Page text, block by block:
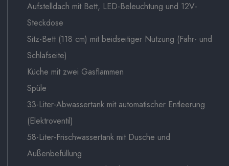
Aufstelldach mit Bett, LED-Beleuchtung und 12V-
Steckdose
Sitz-Bett (118 cm) mit beidseitiger Nutzung (Fahr- und
Schlafseite)
Küche mit zwei Gasflammen
Spüle
33-Liter-Abwassertank mit automatischer Entleerung
(Elektroventil)
58-Liter-Frischwassertank mit Dusche und
Außenbefüllung